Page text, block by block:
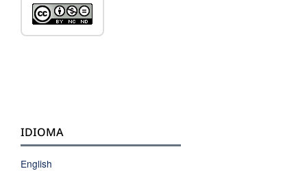
IDIOMA
English